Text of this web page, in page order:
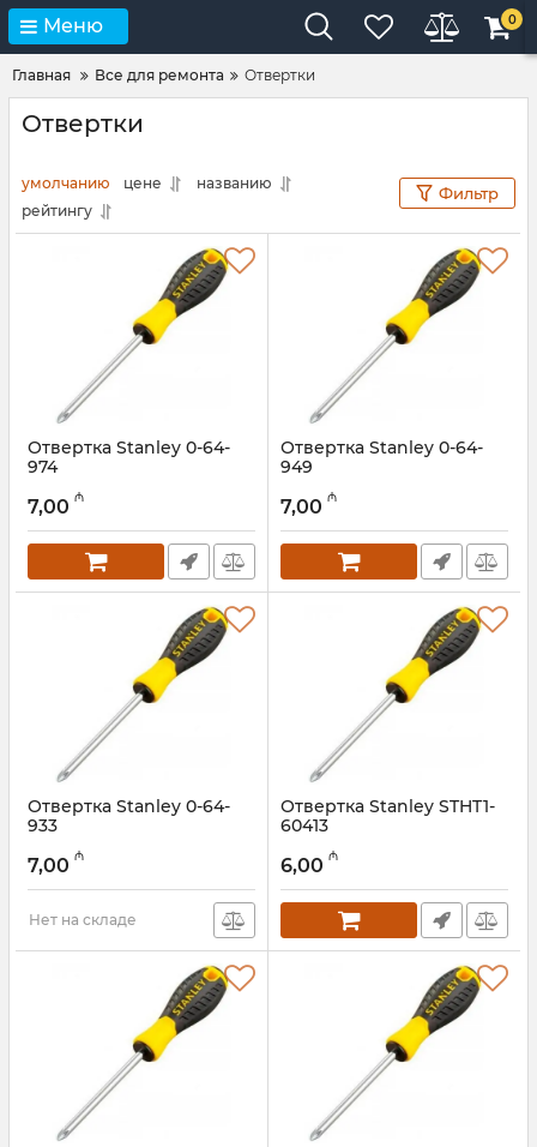
Меню 0
Главная Все для ремонта Отвертки
Отвертки
умолчанию цене
названию
рейтингу
Фильтр
Отвертка Stanley 0-64-
974
Артикул:
7,00 ₼
Отвертка Stanley 0-64-
949
Артикул:
7,00 ₼
Отвертка Stanley 0-64-
933
Артикул:
7,00 ₼
Нет на складе
Отвертка Stanley STHT1-
60413
Артикул:
6,00 ₼